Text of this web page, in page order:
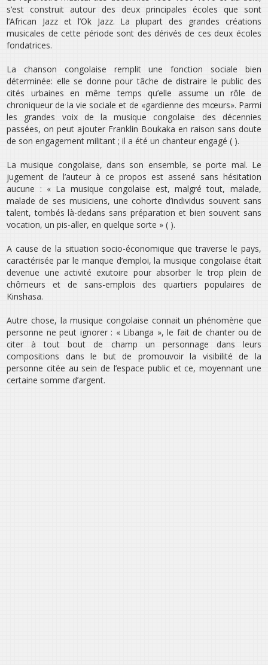
s’est construit autour des deux principales écoles que sont
l’African Jazz et l’Ok Jazz. La plupart des grandes créations
musicales de cette période sont des dérivés de ces deux écoles
fondatrices.
La chanson congolaise remplit une fonction sociale bien
déterminée: elle se donne pour tâche de distraire le public des
cités urbaines en même temps qu’elle assume un rôle de
chroniqueur de la vie sociale et de «gardienne des mœurs». Parmi
les grandes voix de la musique congolaise des décennies
passées, on peut ajouter Franklin Boukaka en raison sans doute
de son engagement militant ; il a été un chanteur engagé ( ).
La musique congolaise, dans son ensemble, se porte mal. Le
jugement de l’auteur à ce propos est assené sans hésitation
aucune : « La musique congolaise est, malgré tout, malade,
malade de ses musiciens, une cohorte d’individus souvent sans
talent, tombés là-dedans sans préparation et bien souvent sans
vocation, un pis-aller, en quelque sorte » ( ).
A cause de la situation socio-économique que traverse le pays,
caractérisée par le manque d’emploi, la musique congolaise était
devenue une activité exutoire pour absorber le trop plein de
chômeurs et de sans-emplois des quartiers populaires de
Kinshasa.
Autre chose, la musique congolaise connait un phénomène que
personne ne peut ignorer : « Libanga », le fait de chanter ou de
citer à tout bout de champ un personnage dans leurs
compositions dans le but de promouvoir la visibilité de la
personne citée au sein de l’espace public et ce, moyennant une
certaine somme d’argent.